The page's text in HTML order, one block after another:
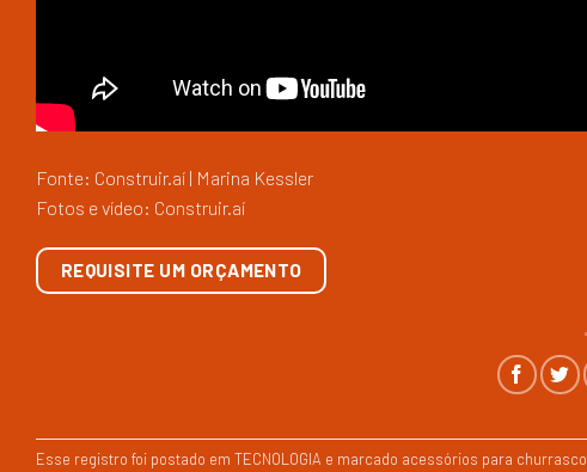
Fonte: Construir.aí | Marina Kessler
Fotos e vídeo: Construir.aí
REQUISITE UM ORÇAMENTO
Esse registro foi postado em TECNOLOGIA e marcado acessórios para churrasco